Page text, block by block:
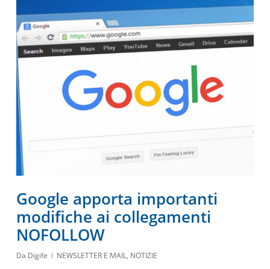
Google apporta importanti
modifiche ai collegamenti
NOFOLLOW
Da Digife NEWSLETTER E MAIL, NOTIZIE